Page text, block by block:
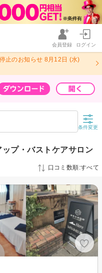
会員登録 ログイン
止のお知らせ 8月12日 (水)
条件変更
プ・バストケアサロン
口コミ数順:すべて